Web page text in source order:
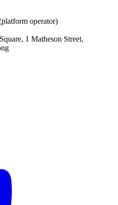
operator)
1 Matheson Street,